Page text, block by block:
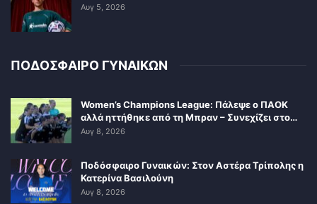
Αυγ 5, 2026
ΠΟΔΟΣΦΑΙΡΟ ΓΥΝΑΙΚΩΝ
Women’s Champions League: Πάλεψε ο ΠΑΟΚ
αλλά ηττήθηκε από τη Μπραν – Συνεχίζει στο…
Αυγ 8, 2026
Ποδόσφαιρο Γυναικών: Στον Αστέρα Τρίπολης η
Κατερίνα Βασιλούνη
Αυγ 8, 2026